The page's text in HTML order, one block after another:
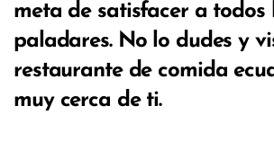
meta de satisfacer a todos
paladares. No lo dudes y
restaurante de comida
muy cerca de ti.